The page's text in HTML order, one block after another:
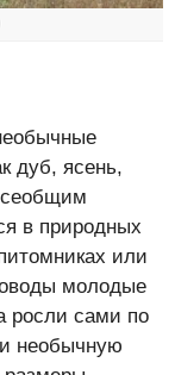
дуб, ясень,
в природных
или
молодые
росли сами по
необычную